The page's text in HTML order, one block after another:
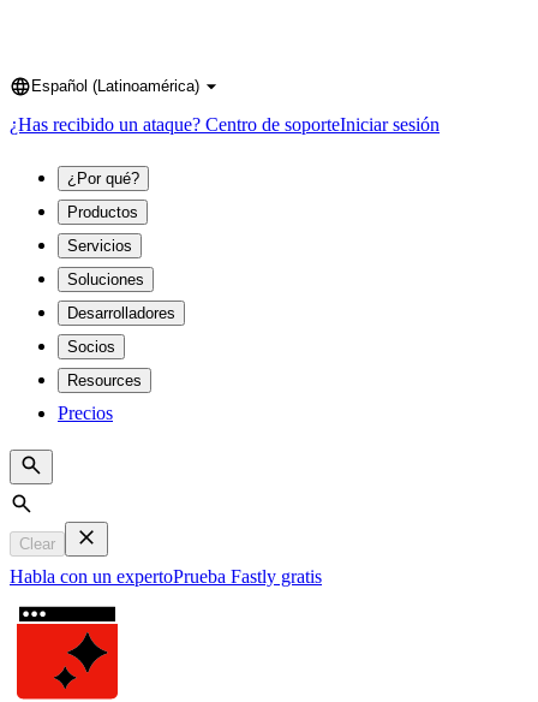
Language
Español (Latinoamérica)
¿Has recibido un ataque? Centro de soporteIniciar sesión
¿Por qué?
Productos
Servicios
Soluciones
Desarrolladores
Socios
Resources
Precios
Search
Clear
Habla con un expertoPrueba Fastly gratis